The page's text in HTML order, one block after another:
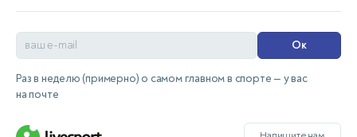
Ок
Раз в неделю (примерно) о самом главном в спорте — у вас
на почте